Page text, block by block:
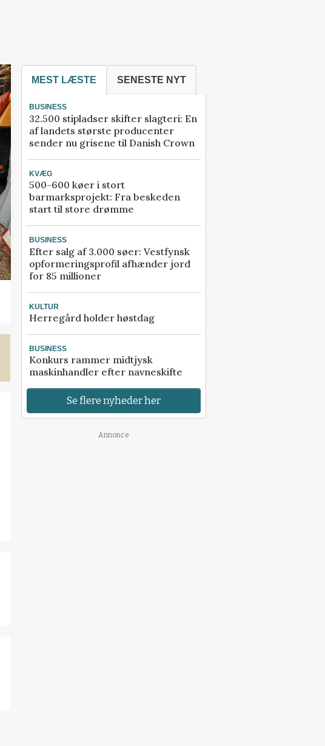
MEST LÆSTE SENESTE NYT
BUSINESS
32.500 stipladser skifter slagteri: En
af landets største producenter
sender nu grisene til Danish Crown
KVÆG
500-600 køer i stort
barmarksprojekt: Fra beskeden
start til store drømme
BUSINESS
Efter salg af 3.000 søer: Vestfynsk
opformeringsprofil afhænder jord
for 85 millioner
KULTUR
Herregård holder høstdag
BUSINESS
Konkurs rammer midtjysk
maskinhandler efter navneskifte
Se flere nyheder her
Annonce